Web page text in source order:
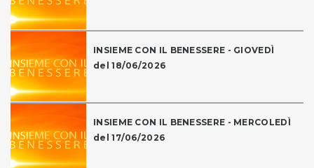
INSIEME CON IL BENESSERE - GIOVEDÌ
del 18/06/2026
INSIEME CON IL BENESSERE - MERCOLEDÌ
del 17/06/2026